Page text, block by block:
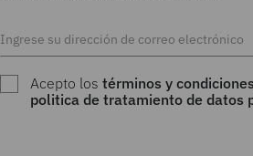
Acepto lostérminos y condiciones
politica de tratamiento de datos